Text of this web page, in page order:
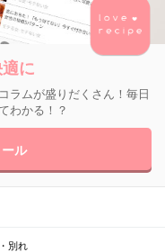
に
ラムが盛りだくさん！毎日
わかる！？
ル
別れ